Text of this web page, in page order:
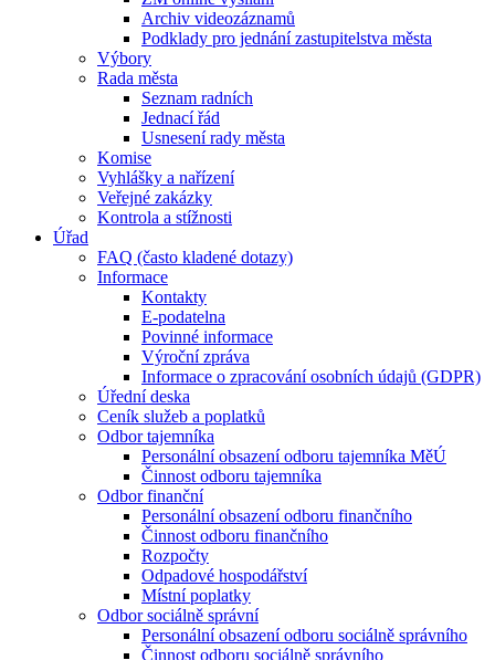
Archiv videozáznamů
Podklady pro jednání zastupitelstva města
Výbory
Rada města
Seznam radních
Jednací řád
Usnesení rady města
Komise
Vyhlášky a nařízení
Veřejné zakázky
Kontrola a stížnosti
Úřad
FAQ (často kladené dotazy)
Informace
Kontakty
E-podatelna
Povinné informace
Výroční zpráva
Informace o zpracování osobních údajů (GDPR)
Úřední deska
Ceník služeb a poplatků
Odbor tajemníka
Personální obsazení odboru tajemníka MěÚ
Činnost odboru tajemníka
Odbor finanční
Personální obsazení odboru finančního
Činnost odboru finančního
Rozpočty
Odpadové hospodářství
Místní poplatky
Odbor sociálně správní
Personální obsazení odboru sociálně správního
Činnost odboru sociálně správního